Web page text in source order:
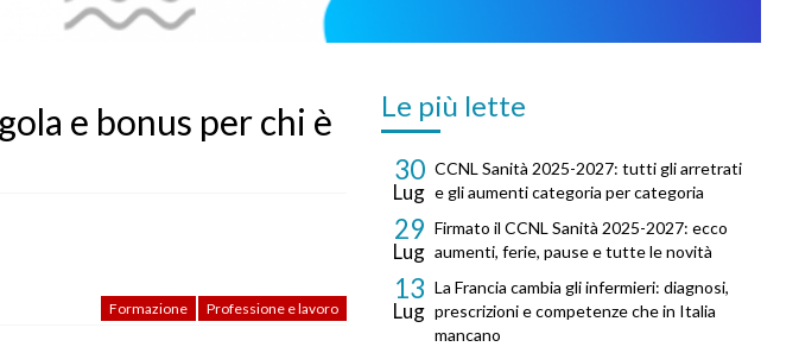
e bonus per chi è
Formazione Professione e lavoro
Le più lette
30
Lug
CCNL Sanità 2025-2027: tutti gli arretrati
e gli aumenti categoria per categoria
29
Lug
Firmato il CCNL Sanità 2025-2027: ecco
aumenti, ferie, pause e tutte le novità
13
Lug
La Francia cambia gli infermieri: diagnosi,
prescrizioni e competenze che in Italia
mancano